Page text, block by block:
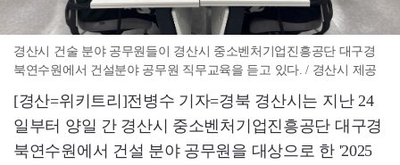
경산시 건술 분야 공무원들이 경산시 중소벤처기업진흥공단 대구경
북연수원에서 건설분야 공무원 직무교육을 듣고 있다. / 경산시 제공
[경산=위키트리]전병수 기자=경북 경산시는 지난 24
일부터 양일 간 경산시 중소벤처기업진흥공단 대구경
북연수원에서 건설 분야 공무원을 대상으로 한 '2025